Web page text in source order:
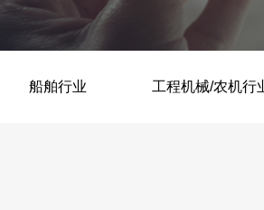
船舶行业 工程机械/农机行